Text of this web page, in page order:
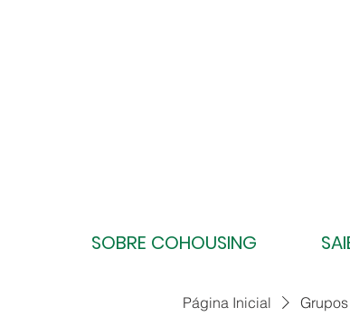
SOBRE COHOUSING
Página Inicial Grupos